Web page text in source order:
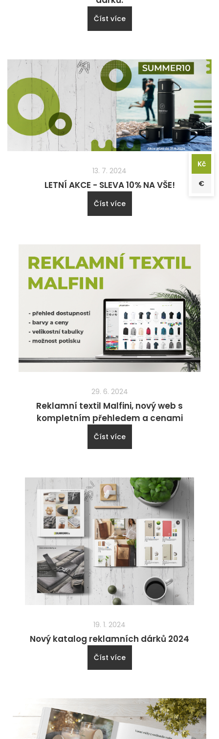
Číst více
13. 7. 2024
LETNÍ AKCE - SLEVA 10% NA VŠE!
Číst více
29. 6. 2024
Reklamní textil Malfini, nový web s
kompletním přehledem a cenami
Číst více
19. 1. 2024
Nový katalog reklamních dárků 2024
Číst více
Kč
€